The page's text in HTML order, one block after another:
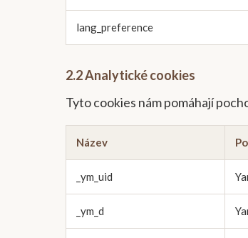
lang_preference
2.2 Analytické cookies
Tyto cookies nám pomáhají
Název
_ym_uid
_ym_d